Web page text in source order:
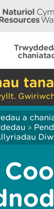
a
>